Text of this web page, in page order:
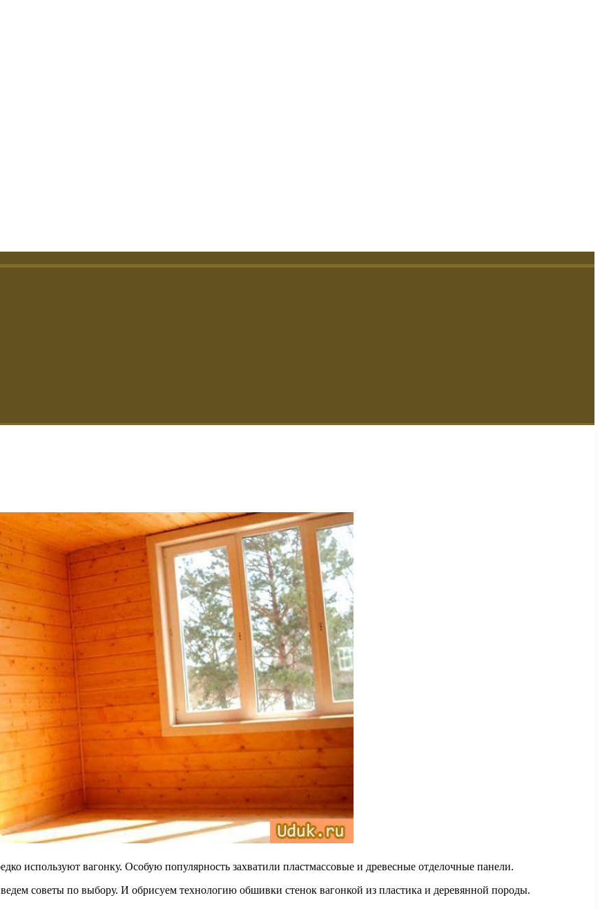
используют вагонку. Особую популярность захватили пластмассовые и древесные отделочные панели.
советы по выбору. И обрисуем технологию обшивки стенок вагонкой из пластика и деревянной породы.